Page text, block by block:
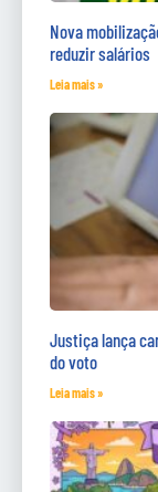
Nova
reduzir salários
Leia mais »
Justiça lança
do voto
Leia mais »